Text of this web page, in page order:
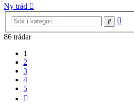
Ny tråd
Sök
86 trådar
1
2
3
4
5